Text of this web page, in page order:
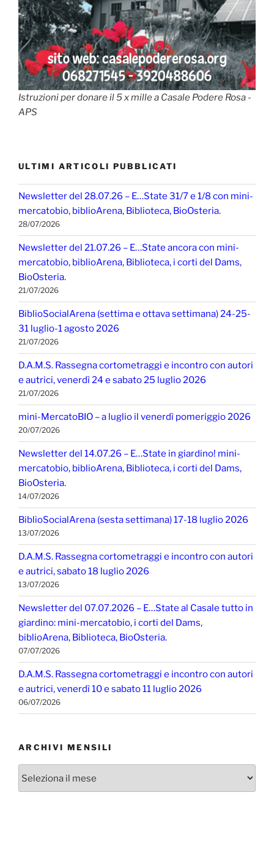
Istruzioni per donare il 5 x mille a Casale Podere Rosa -
APS
ULTIMI ARTICOLI PUBBLICATI
Newsletter del 28.07.26 – E…State 31/7 e 1/8 con mini-
mercatobio, biblioArena, Biblioteca, BioOsteria.
28/07/2026
Newsletter del 21.07.26 – E…State ancora con mini-
mercatobio, biblioArena, Biblioteca, i corti del Dams,
BioOsteria.
21/07/2026
BiblioSocialArena (settima e ottava settimana) 24-25-
31 luglio-1 agosto 2026
21/07/2026
D.A.M.S. Rassegna cortometraggi e incontro con autori
e autrici, venerdì 24 e sabato 25 luglio 2026
21/07/2026
mini-MercatoBIO – a luglio il venerdì pomeriggio 2026
20/07/2026
Newsletter del 14.07.26 – E…State in giardino! mini-
mercatobio, biblioArena, Biblioteca, i corti del Dams,
BioOsteria.
14/07/2026
BiblioSocialArena (sesta settimana) 17-18 luglio 2026
13/07/2026
D.A.M.S. Rassegna cortometraggi e incontro con autori
e autrici, sabato 18 luglio 2026
13/07/2026
Newsletter del 07.07.2026 – E…State al Casale tutto in
giardino: mini-mercatobio, i corti del Dams,
biblioArena, Biblioteca, BioOsteria.
07/07/2026
D.A.M.S. Rassegna cortometraggi e incontro con autori
e autrici, venerdì 10 e sabato 11 luglio 2026
06/07/2026
ARCHIVI MENSILI